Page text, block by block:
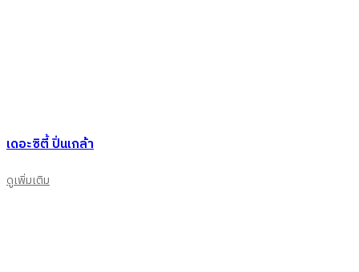
เดอะซิตี้ ปิ่นเกล้า
ดูเพิ่มเติม